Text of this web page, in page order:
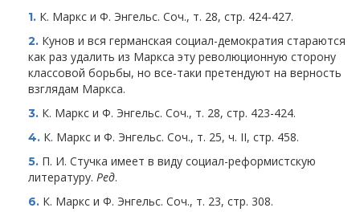
1. К. Маркс и Ф. Энгельс. Соч., т. 28, стр. 424-427.
2. Кунов и вся германская социал-демократия стараются
как раз удалить из Маркса эту революционную сторону
классовой борьбы, но все-таки претендуют на верность
взглядам Маркса.
3. К. Маркс и Ф. Энгельс. Соч., т. 28, стр. 423-424.
4. К. Маркс и Ф. Энгельс. Соч., т. 25, ч. II, стр. 458.
5. П. И. Стучка имеет в виду социал-реформистскую
литературу. Ред.
6. К. Маркс и Ф. Энгельс. Соч., т. 23, стр. 308.